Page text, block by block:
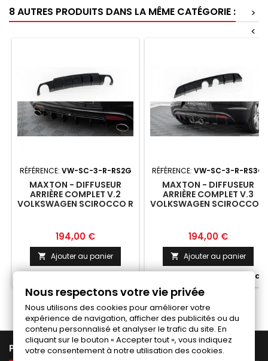
8 AUTRES PRODUITS DANS LA MÊME CATÉGORIE :
>
<
RÉFÉRENCE: VW-SC-3-R-RS2G
MAXTON - DIFFUSEUR
ARRIÈRE COMPLET V.2
VOLKSWAGEN SCIROCCO R
Prix
194,00 €
 Ajouter au panier

RÉFÉRENCE: VW-SC-3-R-RS3G
MAXTON - DIFFUSEUR
ARRIÈRE COMPLET V.3
VOLKSWAGEN SCIROCCO R
Prix
194,00 €
 Ajouter au panier
Fabriqué a la commande
PRODUITS
Nous respectons votre vie privée
Nous utilisons des cookies pour améliorer votre
expérience de navigation, afficher des publicités ou du
contenu personnalisé et analyser le trafic du site. En
cliquant sur le bouton « Accepter tout », vous indiquez
votre consentement à notre utilisation des cookies.